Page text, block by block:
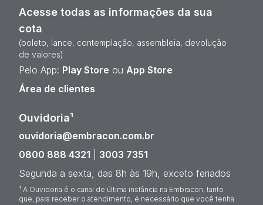
Acesse todas as informações da sua
cota
(boleto, lance, contemplação, assembleia, devolução
de valores)
Pelo App: Play Store ou App Store
Área de clientes
Ouvidoria¹
ouvidoria@embracon.com.br
0800 888 4321
3003 7351
Segunda a sexta, das 8h às 19h, exceto feriados
¹ A Ouvidoria é o canal de última instância na Embracon, tanto
que, para receber o atendimento, é necessário que você tenha